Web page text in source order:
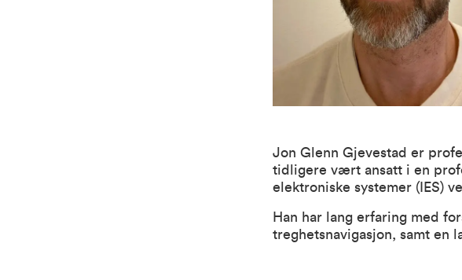
Jon Glenn Gjevestad er
tidligere vært ansatt i en
elektroniske systemer (IES)
Han har lang erfaring med
treghetsnavigasjon, samt en